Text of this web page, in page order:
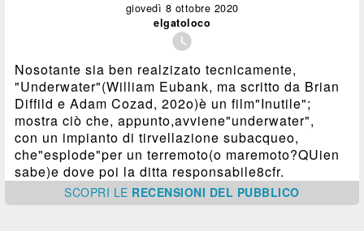
giovedì 8 ottobre 2020
elgatoloco

Nosotante sia ben realzizato tecnicamente,
"Underwater"(William Eubank, ma scritto da Brian
Diffild e Adam Cozad, 202o)è un film"Inutile";
mostra ciò che, appunto,avviene"underwater",
con un impianto di tirvellazione subacqueo,
che"esplode"per un terremoto(o maremoto?QUien
sabe)e dove poi la ditta responsabile8cfr.
SCOPRI LE RECENSIONI DEL PUBBLICO